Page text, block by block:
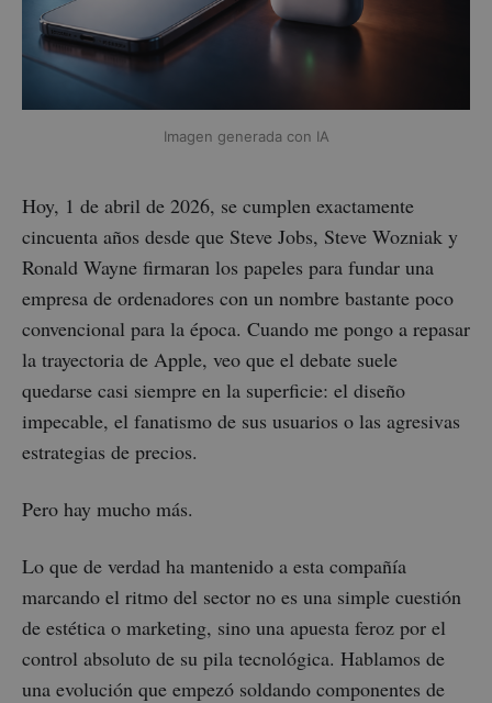
Imagen generada con IA
Hoy, 1 de abril de 2026, se cumplen exactamente
cincuenta años desde que Steve Jobs, Steve Wozniak y
Ronald Wayne firmaran los papeles para fundar una
empresa de ordenadores con un nombre bastante poco
convencional para la época. Cuando me pongo a repasar
la trayectoria de Apple, veo que el debate suele
quedarse casi siempre en la superficie: el diseño
impecable, el fanatismo de sus usuarios o las agresivas
estrategias de precios.
Pero hay mucho más.
Lo que de verdad ha mantenido a esta compañía
marcando el ritmo del sector no es una simple cuestión
de estética o marketing, sino una apuesta feroz por el
control absoluto de su pila tecnológica. Hablamos de
una evolución que empezó soldando componentes de